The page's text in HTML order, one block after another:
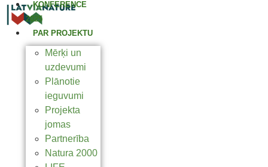
KONFERENCE
2025
PAR PROJEKTU
Mērķi un
uzdevumi
Plānotie
ieguvumi
Projekta
jomas
Partnerība
Natura 2000